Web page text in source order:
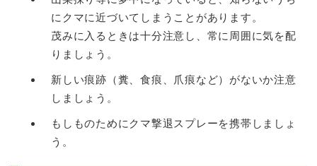
にクマに近づいてしまうことがあります。
茂みに入るときは十分注意し、常に周囲に気を配
りましょう。
新しい痕跡（糞、食痕、爪痕など）がないか注意
しましょう。
もしものためにクマ撃退スプレーを携帯しましょ
う。